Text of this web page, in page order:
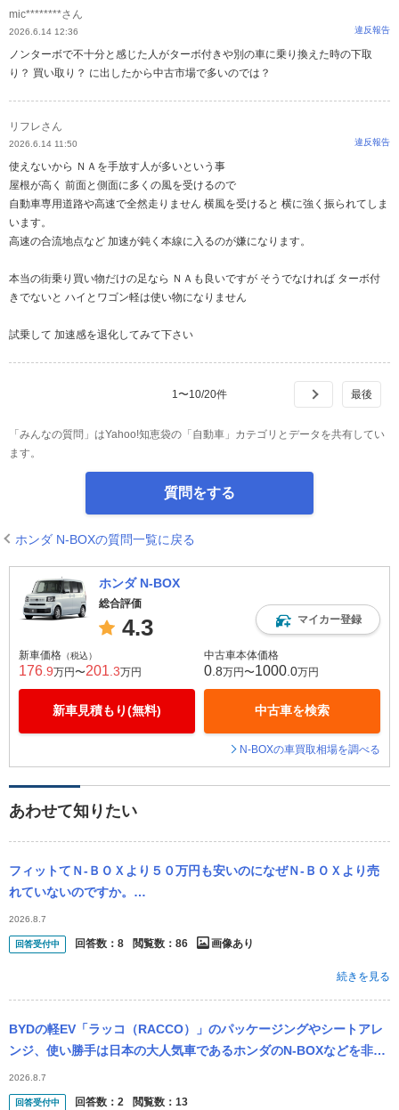
mic********さん
2026.6.14 12:36 違反報告
ノンターボで不十分と感じた人がターボ付きや別の車に乗り換えた時の下取
り？ 買い取り？ に出したから中古市場で多いのでは？
リフレさん
2026.6.14 11:50 違反報告
使えないから ＮＡを手放す人が多いという事
屋根が高く 前面と側面に多くの風を受けるので
自動車専用道路や高速で全然走りません 横風を受けると 横に強く振られてしま
います。
高速の合流地点など 加速が鈍く本線に入るのが嫌になります。
本当の街乗り買い物だけの足なら ＮＡも良いですが そうでなければ ターボ付
きでないと ハイとワゴン軽は使い物になりません
試乗して 加速感を退化してみて下さい
1 〜10/20件
「みんなの質問」はYahoo!知恵袋の「自動車」カテゴリとデータを共有してい
ます。
質問をする
ホンダ N-BOXの質問一覧に戻る
ホンダ N-BOX
総合評価
4.3 マイカー登録
新車価格 （税込）
176 .9万円〜201 .3万円
新車見積もり(無料)
中古車本体価格
0 .8万円〜1000 .0万円
中古車を検索
N-BOXの車買取相場を調べる
あわせて知りたい
フィットてＮ‐ＢＯＸより５０万円も安いのになぜＮ‐ＢＯＸより売
れていないのですか。
・・・・・・・・・・・・・・・・・・・・・・・・・・・・・・
確かに軽自動車は維持費が安いで...
2026.8.7
回答受付中 回答数： 8 閲覧数： 86 画像あり
続きを見る
BYDの軽EV「ラッコ（RACCO）」のパッケージングやシートアレ
ンジ、使い勝手は日本の大人気車であるホンダのN-BOXなどを非常
に細かく研究・踏襲しており、 「参考にした（あるいは似てい
る）」...
2026.8.7
回答受付中 回答数： 2 閲覧数： 13